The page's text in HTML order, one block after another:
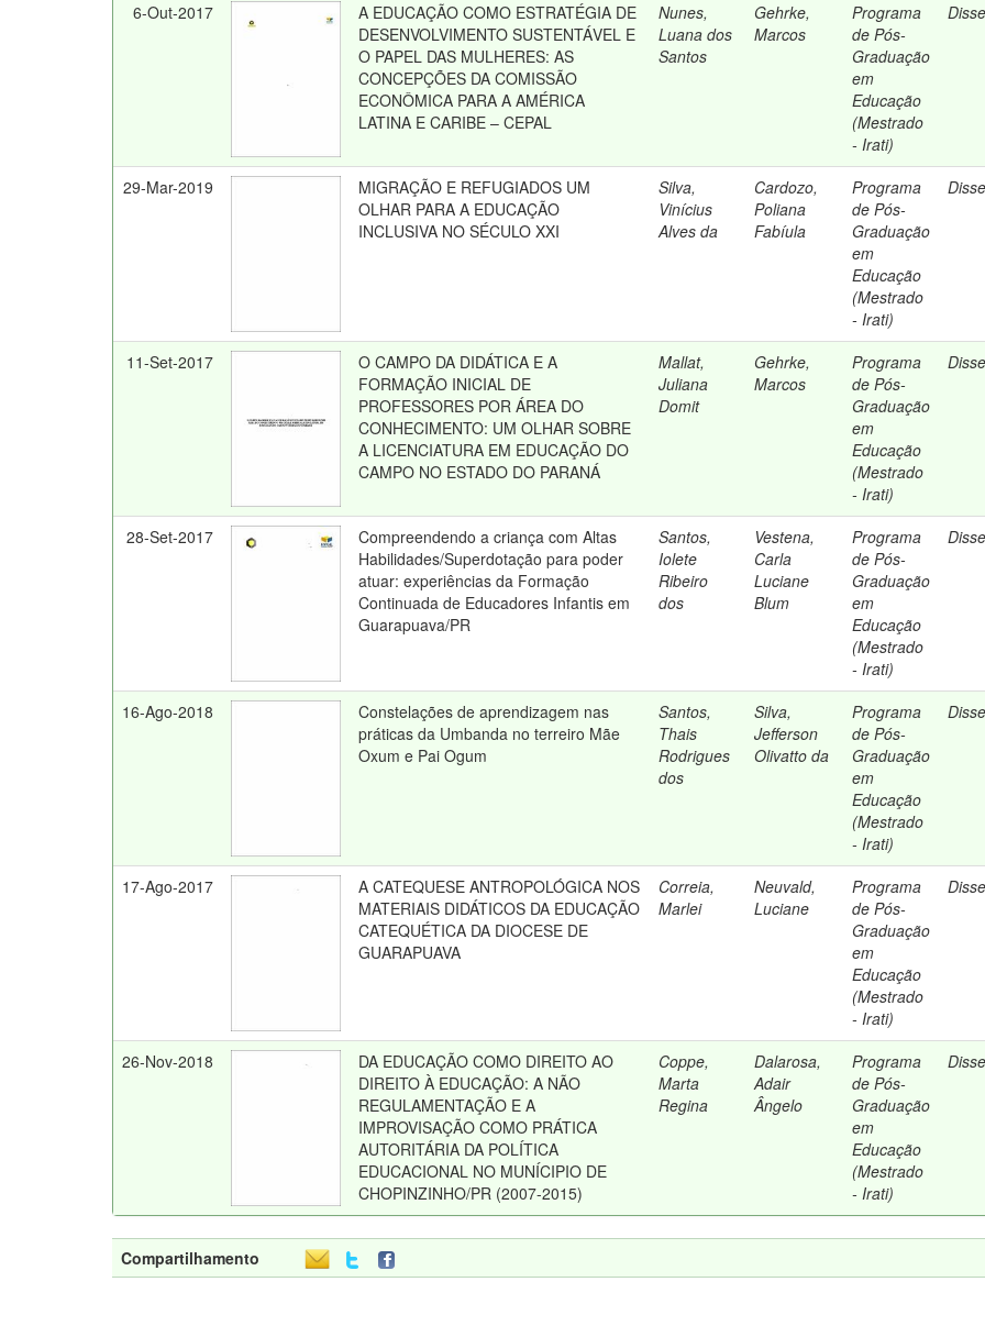
6-Out-2017
A EDUCAÇÃO COMO ESTRATÉGIA DE
DESENVOLVIMENTO SUSTENTÁVEL E
O PAPEL DAS MULHERES: AS
CONCEPÇÕES DA COMISSÃO
ECONÔMICA PARA A AMÉRICA
LATINA E CARIBE – CEPAL
Nunes,
Luana dos
Santos
Gehrke,
Marcos
Programa
de Pós-
Graduação
em
Educação
(Mestrado
- Irati)
29-Mar-2019
MIGRAÇÃO E REFUGIADOS UM
OLHAR PARA A EDUCAÇÃO
INCLUSIVA NO SÉCULO XXI
Silva,
Vinícius
Alves da
Cardozo,
Poliana
Fabíula
Programa
de Pós-
Graduação
em
Educação
(Mestrado
- Irati)
11-Set-2017
O CAMPO DA DIDÁTICA E A
FORMAÇÃO INICIAL DE
PROFESSORES POR ÁREA DO
CONHECIMENTO: UM OLHAR SOBRE
A LICENCIATURA EM EDUCAÇÃO DO
CAMPO NO ESTADO DO PARANÁ
Mallat,
Juliana
Domit
Gehrke,
Marcos
Programa
de Pós-
Graduação
em
Educação
(Mestrado
- Irati)
28-Set-2017
Compreendendo a criança com Altas
Habilidades/Superdotação para poder
atuar: experiências da Formação
Continuada de Educadores Infantis em
Guarapuava/PR
Santos,
Iolete
Ribeiro
dos
Vestena,
Carla
Luciane
Blum
Programa
de Pós-
Graduação
em
Educação
(Mestrado
- Irati)
16-Ago-2018
Constelações de aprendizagem nas
práticas da Umbanda no terreiro Mãe
Oxum e Pai Ogum
Santos,
Thais
Rodrigues
dos
Silva,
Jefferson
Olivatto da
Programa
de Pós-
Graduação
em
Educação
(Mestrado
- Irati)
17-Ago-2017
A CATEQUESE ANTROPOLÓGICA NOS
MATERIAIS DIDÁTICOS DA EDUCAÇÃO
CATEQUÉTICA DA DIOCESE DE
GUARAPUAVA
Correia,
Marlei
Neuvald,
Luciane
Programa
de Pós-
Graduação
em
Educação
(Mestrado
- Irati)
26-Nov-2018
DA EDUCAÇÃO COMO DIREITO AO
DIREITO À EDUCAÇÃO: A NÃO
REGULAMENTAÇÃO E A
IMPROVISAÇÃO COMO PRÁTICA
AUTORITÁRIA DA POLÍTICA
EDUCACIONAL NO MUNÍCIPIO DE
CHOPINZINHO/PR (2007-2015)
Coppe,
Marta
Regina
Dalarosa,
Adair
Ângelo
Programa
de Pós-
Graduação
em
Educação
(Mestrado
- Irati)
Compartilhamento